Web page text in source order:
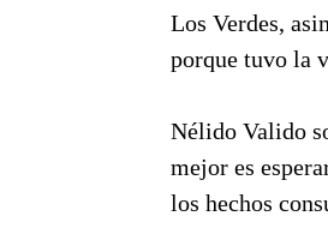
Los Verdes,
porque tuvo la
Nélido Valido
mejor es
los hechos